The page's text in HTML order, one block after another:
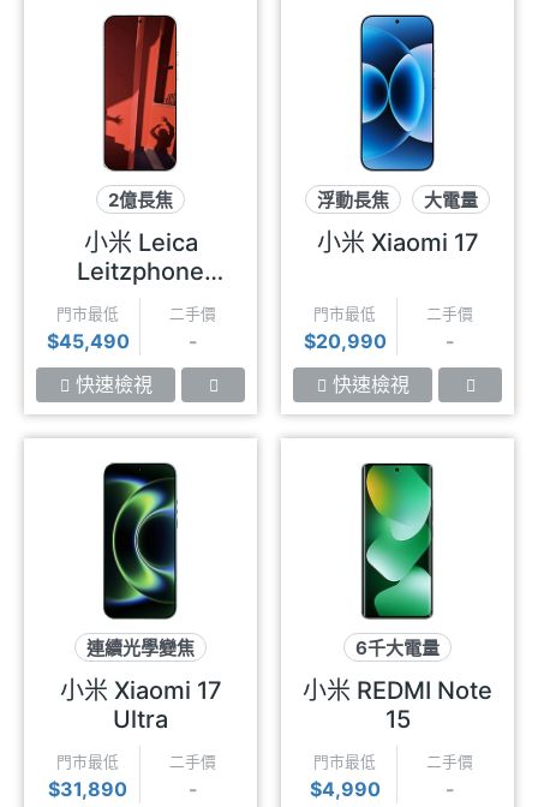
2億長焦
徠卡相機環
徠卡影像
小米 Leica
Leitzphone
powered by
Xiaomi
門市最低
$45,490
二手價
-
快速檢視
浮動長焦
大電量
徠卡影像
小米 Xiaomi 17
門市最低
$20,990
二手價
-
快速檢視
連續光學變焦
2億長焦
徠卡影像
小米 Xiaomi 17
Ultra
門市最低
$31,890
二手價
-
6千大電量
1億畫素
抗摔
小米 REDMI Note
15
門市最低
$4,990
二手價
-